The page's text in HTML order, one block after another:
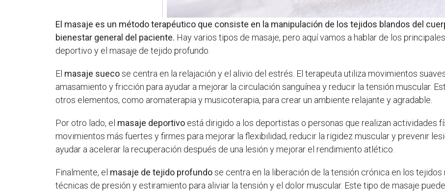
El masaje es un método terapéutico que consiste en la manipulación de los tejidos blandos del
bienestar general del paciente. Hay varios tipos de masaje, pero aquí vamos a hablar de los
deportivo y el masaje de tejido profundo.
El masaje suecose centra en la relajación y el alivio del estrés. El terapeuta utiliza movimientos
amasamiento y fricción para ayudar a mejorar la circulación sanguínea y reducir la tensión muscular.
otros elementos, como aromaterapia y musicoterapia, para crear un ambiente relajante y agradable.
Por otro lado, el masaje deportivo está dirigido a los deportistas o personas que realizan actividades
movimientos más fuertes y firmes para mejorar la flexibilidad, reducir la rigidez muscular y prevenir
ayudar a acelerar la recuperación después de una lesión y mejorar el rendimiento atlético.
Finalmente, el masaje de tejido profundose centra en la liberación de la tensión crónica en los
técnicas de presión y estiramiento para aliviar la tensión y el dolor muscular. Este tipo de masaje